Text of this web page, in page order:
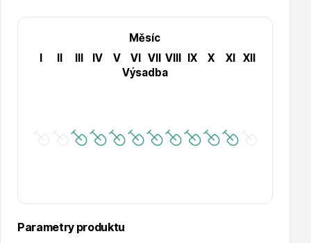
Měsíc
IV V VI VII VIII IX X XI
XII
Výsadba
Parametry produktu